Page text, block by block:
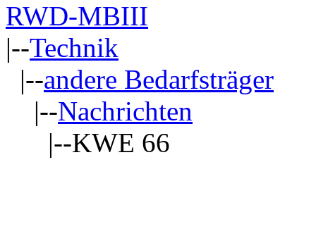
RWD-MBIII
|--Technik
|--andere Bedarfsträger
|--Nachrichten
|--KWE 66